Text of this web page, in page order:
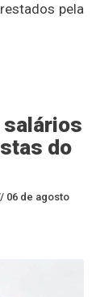
pela
salários
do
06 de agosto